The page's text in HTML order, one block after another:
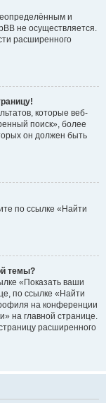
и
не осуществляется.
расширенного
которые веб-
поиск», более
он должен быть
по ссылке «Найти
темы?
«Показать ваши
по ссылке «Найти
на конференции
на главной странице.
расширенного